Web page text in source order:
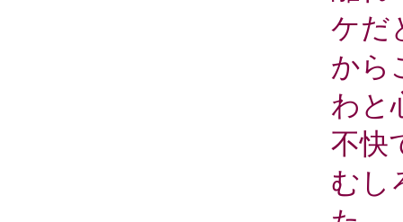
ケだ
から
わと
不快
むし